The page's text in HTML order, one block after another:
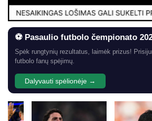
⚽ Pasaulio futbolo čempionato
Spėk rungtynių rezultatus, laimėk prizus!
futbolo fanų spėjimų.
Dalyvauti spėlionėje →